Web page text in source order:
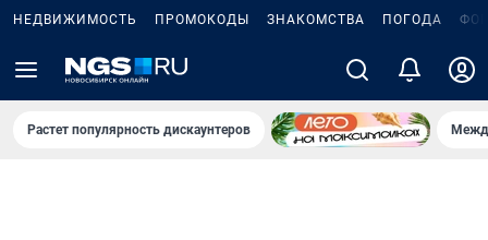
НЕДВИЖИМОСТЬ ПРОМОКОДЫ ЗНАКОМСТВА ПОГОДА
Растет популярность дискаунтеров